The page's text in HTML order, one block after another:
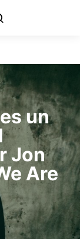
un
Jon
Are